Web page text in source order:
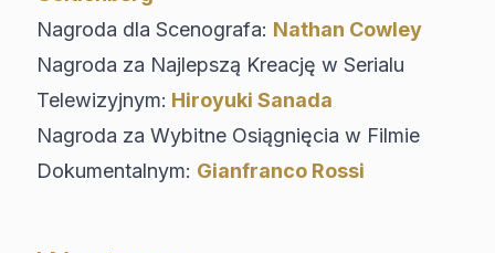
Nagroda dla Scenografa: Nathan Cowley
Nagroda za Najlepszą Kreację w Serialu
Telewizyjnym: Hiroyuki Sanada
Nagroda za Wybitne Osiągnięcia w Filmie
Dokumentalnym: Gianfranco Rossi